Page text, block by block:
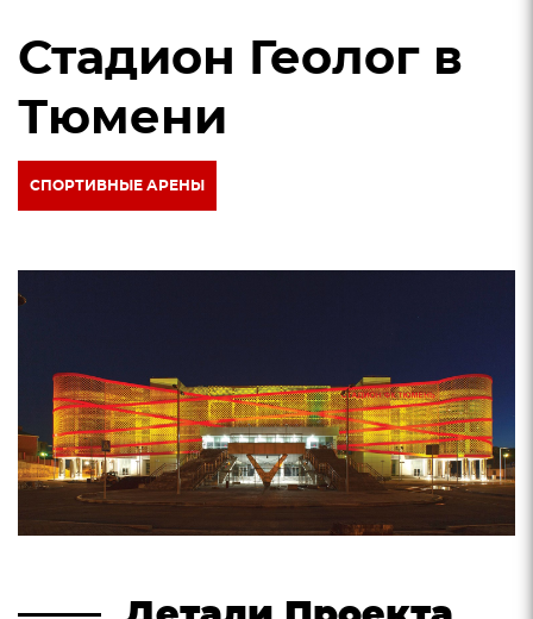
Стадион Геолог в
Тюмени
СПОРТИВНЫЕ АРЕНЫ